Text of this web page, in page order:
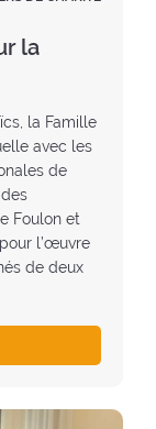
la
la Famille
avec les
de
Foulon et
l’œuvre
de deux